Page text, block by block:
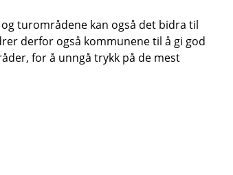
turområdene kan også det bidra til
derfor også kommunene til å gi god
for å unngå trykk på de mest